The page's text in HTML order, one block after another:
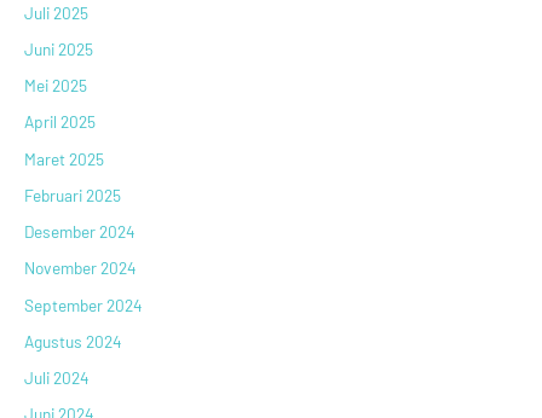
Juli 2025
Juni 2025
Mei 2025
April 2025
Maret 2025
Februari 2025
Desember 2024
November 2024
September 2024
Agustus 2024
Juli 2024